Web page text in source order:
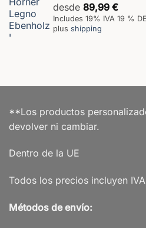
desde 89,99 €
Includes 19% IVA 19 % DE
plus shipping
**Los productos
devolver ni cambiar.
Dentro de la UE
Todos los precios incluyen
Métodos de envío: